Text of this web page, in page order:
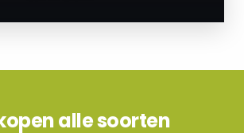
alle soorten